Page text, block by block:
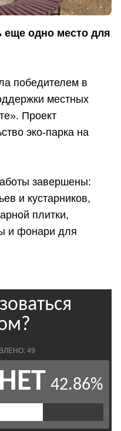
еще одно место для
победителем в
местных
Проект
эко-парка на
завершены:
и кустарников,
плитки,
и фонари для